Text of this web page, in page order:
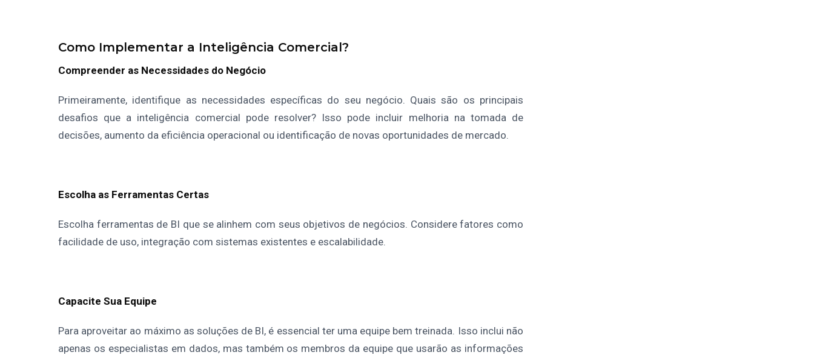
Como Implementar a Inteligência Comercial?
Compreender as Necessidades do Negócio
Primeiramente, identifique as necessidades específicas do seu negócio. Quais são os principais
desafios que a inteligência comercial pode resolver? Isso pode incluir melhoria na tomada de
decisões, aumento da eficiência operacional ou identificação de novas oportunidades de mercado.
Escolha as Ferramentas Certas
Escolha ferramentas de BI que se alinhem com seus objetivos de negócios. Considere fatores como
facilidade de uso, integração com sistemas existentes e escalabilidade.
Capacite Sua Equipe
Para aproveitar ao máximo as soluções de BI, é essencial ter uma equipe bem treinada. Isso inclui não
apenas os especialistas em dados, mas também os membros da equipe que usarão as informações